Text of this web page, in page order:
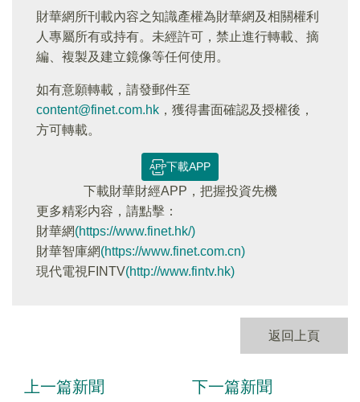
財華網所刊載內容之知識產權為財華網及相關權利
人專屬所有或持有。未經許可，禁止進行轉載、摘
編、複製及建立鏡像等任何使用。
如有意願轉載，請發郵件至
content@finet.com.hk ，獲得書面確認及授權後，
方可轉載。
下載APP
下載財華財經APP，把握投資先機
更多精彩内容，請點擊：
財華網(https://www.finet.hk/)
財華智庫網(https://www.finet.com.cn)
現代電視FINTV(http://www.fintv.hk)
返回上頁
上一篇新聞 下一篇新聞